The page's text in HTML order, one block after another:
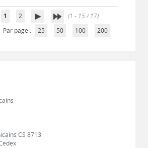
1 2
(1 - 15 / 17)
Par page :
25 50 100 200
CS 8713